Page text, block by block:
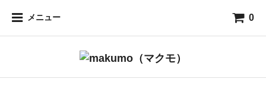
メニュー 0